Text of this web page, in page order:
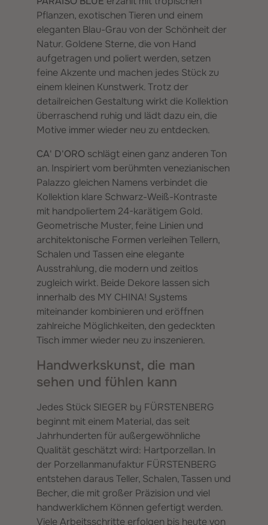
Pflanzen, exotischen Tieren und einem
eleganten Blau-Grau von der Schönheit der
Natur. Goldene Sterne, die von Hand
aufgetragen und poliert werden, setzen
feine Akzente und machen jedes Stück zu
einem kleinen Kunstwerk. Trotz der
detailreichen Gestaltung wirkt die Kollektion
überraschend ruhig und lädt dazu ein, die
Motive immer wieder neu zu entdecken.
CA' D'OROschlägt einen ganz anderen Ton
an. Inspiriert vom berühmten venezianischen
Palazzo gleichen Namens verbindet die
Kollektion klare Schwarz-Weiß-Kontraste
mit handpoliertem 24-karätigem Gold.
Geometrische Muster, feine Linien und
architektonische Formen verleihen Tellern,
Schalen und Tassen eine elegante
Ausstrahlung, die modern und zeitlos
zugleich wirkt. Beide Dekore lassen sich
innerhalb des MY CHINA! Systems
miteinander kombinieren und eröffnen
zahlreiche Möglichkeiten, den gedeckten
Tisch immer wieder neu zu inszenieren.
Handwerkskunst, die man
sehen und fühlen kann
Jedes Stück SIEGER by FÜRSTENBERG
beginnt mit einem Material, das seit
Jahrhunderten für außergewöhnliche
Qualität geschätzt wird: Hartporzellan. In
der Porzellanmanufaktur FÜRSTENBERG
entstehen daraus Teller, Schalen, Tassen und
Becher, die mit großer Präzision und viel
handwerklichem Können gefertigt werden.
Viele Arbeitsschritte erfolgen bis heute von